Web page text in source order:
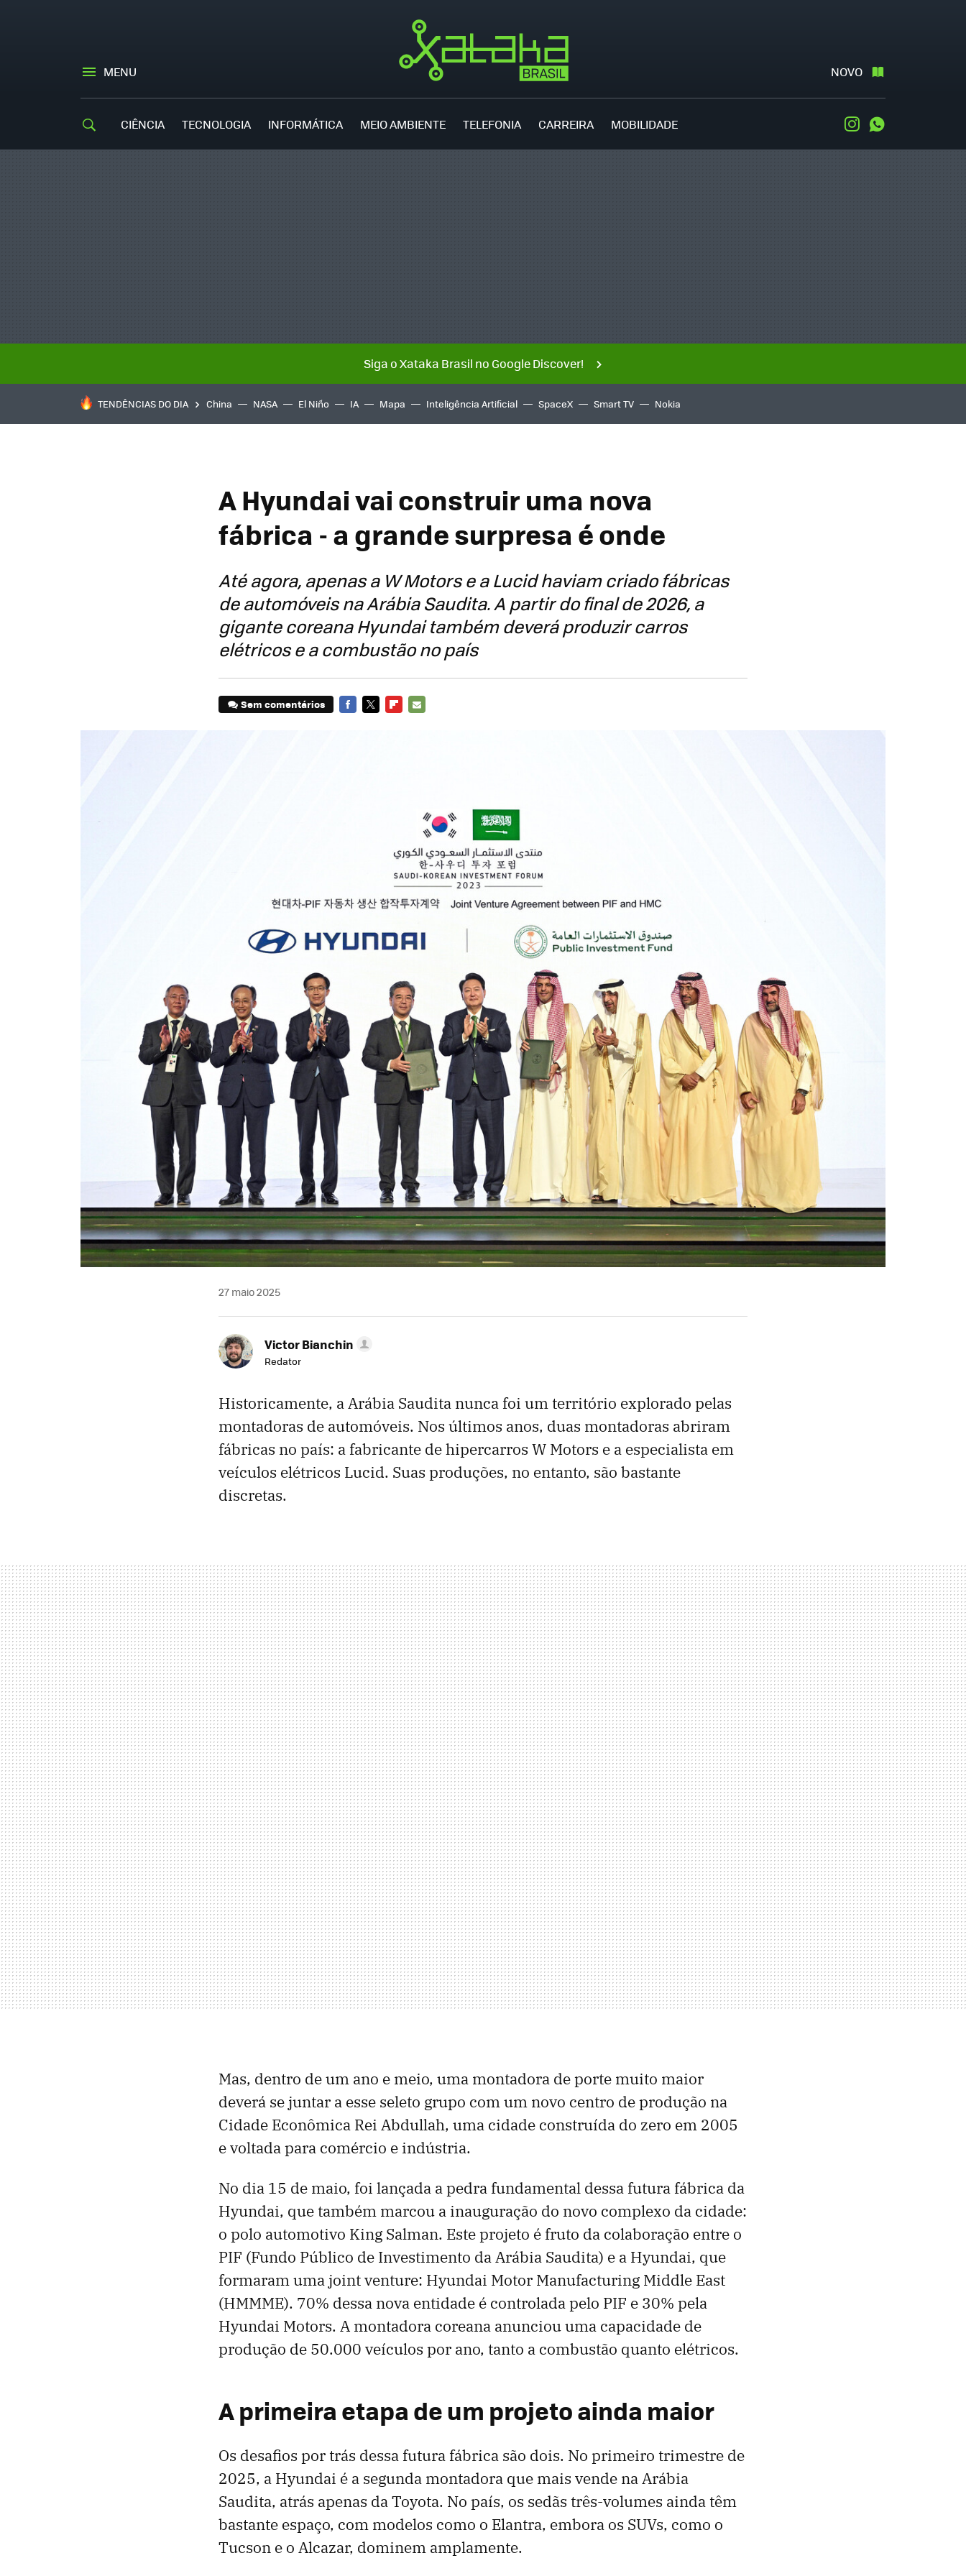
MENU NOVO
CIÊNCIA TECNOLOGIA INFORMÁTICA MEIO AMBIENTE TELEFONIA CARREIRA MOBILIDADE Instagram
Siga o Xataka Brasil no Google Discover!
TENDÊNCIAS DO DIA China NASA El Niño IA Mapa Inteligência Artificial SpaceX Smart TV Nokia
A Hyundai vai construir uma nova
fábrica - a grande surpresa é onde
Até agora, apenas a W Motors e a Lucid haviam criado fábricas
de automóveis na Arábia Saudita. A partir do final de 2026, a
gigante coreana Hyundai também deverá produzir carros
elétricos e a combustão no país
Sem comentários
27 maio 2025
Victor Bianchin
Redator
Historicamente, a Arábia Saudita nunca foi um território explorado pelas
montadoras de automóveis. Nos últimos anos, duas montadoras abriram
fábricas no país: a fabricante de hipercarros W Motors e a especialista em
veículos elétricos Lucid. Suas produções, no entanto, são bastante
discretas.
Mas, dentro de um ano e meio, uma montadora de porte muito maior
deverá se juntar a esse seleto grupo com um novo centro de produção na
Cidade Econômica Rei Abdullah, uma cidade construída do zero em 2005
e voltada para comércio e indústria.
No dia 15 de maio, foi lançada a pedra fundamental dessa futura fábrica da
Hyundai, que também marcou a inauguração do novo complexo da cidade:
o polo automotivo King Salman. Este projeto é fruto da colaboração entre o
PIF (Fundo Público de Investimento da Arábia Saudita) e a Hyundai, que
formaram uma joint venture: Hyundai Motor Manufacturing Middle East
(HMMME). 70% dessa nova entidade é controlada pelo PIF e 30% pela
Hyundai Motors. A montadora coreana anunciou uma capacidade de
produção de 50.000 veículos por ano, tanto a combustão quanto elétricos.
A primeira etapa de um projeto ainda maior
Os desafios por trás dessa futura fábrica são dois. No primeiro trimestre de
2025, a Hyundai é a segunda montadora que mais vende na Arábia
Saudita, atrás apenas da Toyota. No país, os sedãs três-volumes ainda têm
bastante espaço, com modelos como o Elantra, embora os SUVs, como o
Tucson e o Alcazar, dominem amplamente.